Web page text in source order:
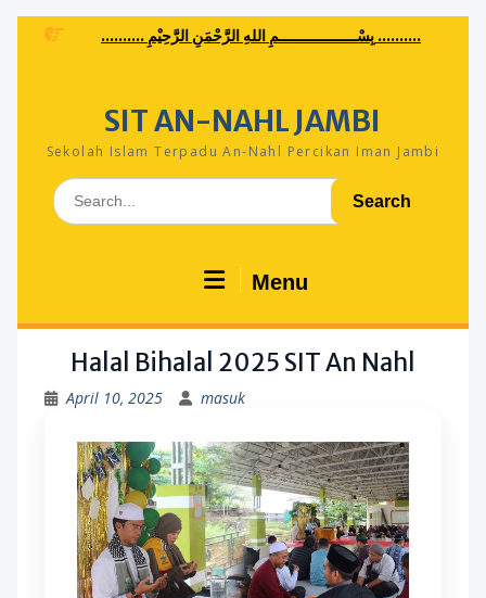
Skip
.......... بِسْــــــــــــــــــمِ اللهِ الرَّحْمَنِ الرَّحِيْمِ ..........
SIT AN-NAHL JAMBI
Sekolah Islam Terpadu An-Nahl Percikan Iman Jambi
Search
for:
Menu
Halal Bihalal 2025 SIT An Nahl
April 10, 2025 masuk